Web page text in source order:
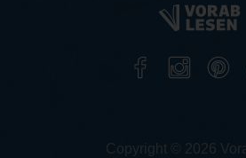
Copyright © 2026